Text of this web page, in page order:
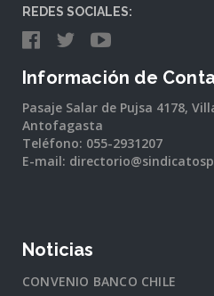
REDES SOCIALES:
Información de
Pasaje Salar de Pujsa 4178,
Antofagasta
Teléfono: 055-2931207
E-mail:
Noticias
CONVENIO BANCO CHILE